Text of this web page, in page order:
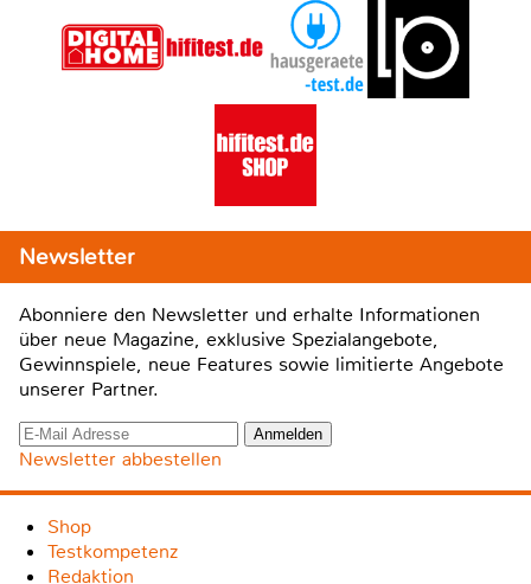
Newsletter
Abonniere den Newsletter und erhalte Informationen
über neue Magazine, exklusive Spezialangebote,
Gewinnspiele, neue Features sowie limitierte Angebote
unserer Partner.
Newsletter abbestellen
Shop
Testkompetenz
Redaktion